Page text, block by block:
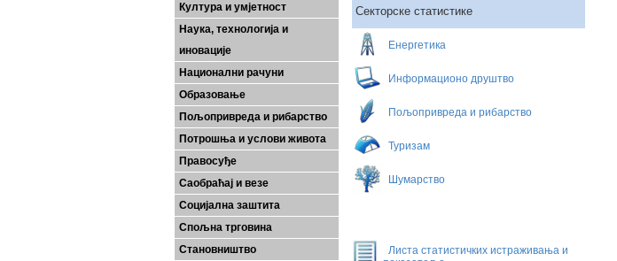
Култура и умјетност
Наука, технологија и
иновације
Национални рачуни
Образовање
Пољопривреда и рибарство
Потрошња и услови живота
Правосуђе
Саобраћај и везе
Социјална заштита
Спољна трговина
Становништво
Секторске статистике
Енергетика
Информационо друштво
Пољопривреда и рибарство
Туризам
Шумарство
Листа статистичких истраживања и